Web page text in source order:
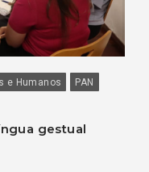
e Humanos
PAN
gestual